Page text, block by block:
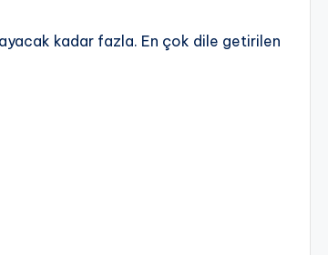
kadar fazla. En çok dile getirilen